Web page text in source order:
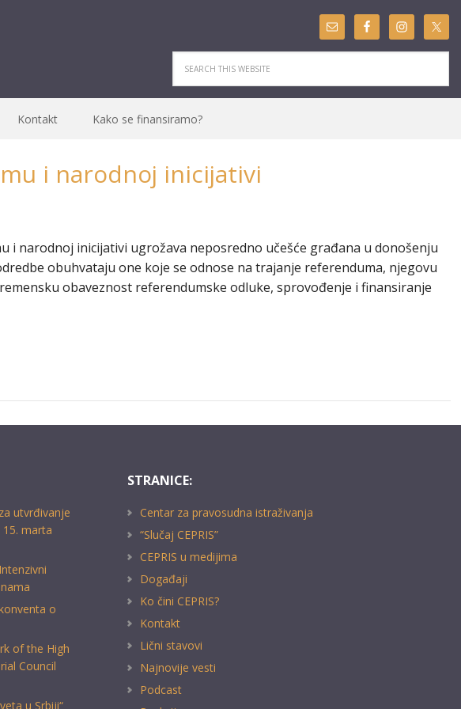
Kontakt Kako se finansiramo?
i narodnoj inicijativi
i narodnoj inicijativi ugrožava neposredno učešće građana u donošenju
obuhvataju one koje se odnose na trajanje referenduma, njegovu
obaveznost referendumske odluke, sprovođenje i finansiranje
utvrđivanje
marta
o
of the High
Council
u Srbiji“
STRANICE:
Centar za pravosudna istraživanja
“Slučaj CEPRIS”
CEPRIS u medijima
Događaji
Ko čini CEPRIS?
Kontakt
Lični stavovi
Najnovije vesti
Podcast